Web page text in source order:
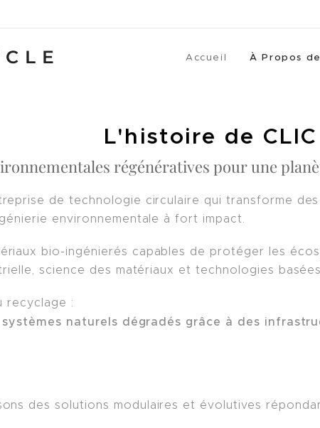
L E Accueil À Propos
L'histoire de
régénératives pour une
de technologie circulaire qui transforme
environnementale à fort impact.
bio-ingénierés capables de protéger les
science des matériaux et technologies
recyclage :
naturels dégradés grâce à des
des solutions modulaires et évolutives